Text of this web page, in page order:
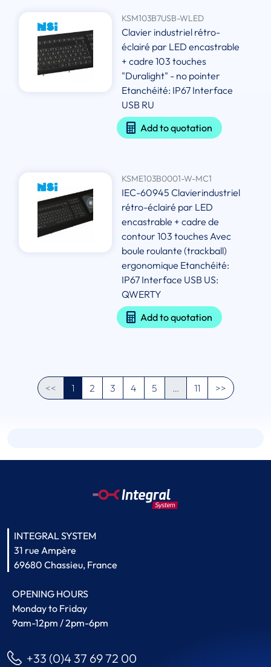
KSM103B7USB-WLED
Clavier industriel rétro-
éclairé par LED encastrable
+ cadre 103 touches
"Duralight" - no pointer
Etanchéité: IP67 Interface
USB RU
Add to quotation
KSME103B0001-W-MC1
IEC-60945 Clavierindustriel
rétro-éclairé par LED
encastrable + cadre de
contour 103 touches Avec
boule roulante (trackball)
ergonomique Etanchéité:
IP67 Interface USB US:
QWERTY
Add to quotation
<< 1 2 3 4 5 … 11 >>
INTEGRAL SYSTEM
31 rue Ampère
69680 Chassieu, France
OPENING HOURS
Monday to Friday
9am-12pm / 2pm-6pm
+33 (0)4 37 69 72 00